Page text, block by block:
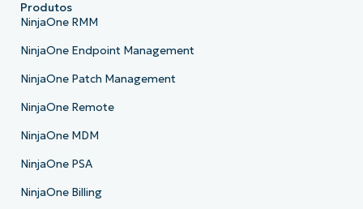
Produtos
NinjaOne RMM
NinjaOne Endpoint Management
NinjaOne Patch Management
NinjaOne Remote
NinjaOne MDM
NinjaOne PSA
NinjaOne Billing